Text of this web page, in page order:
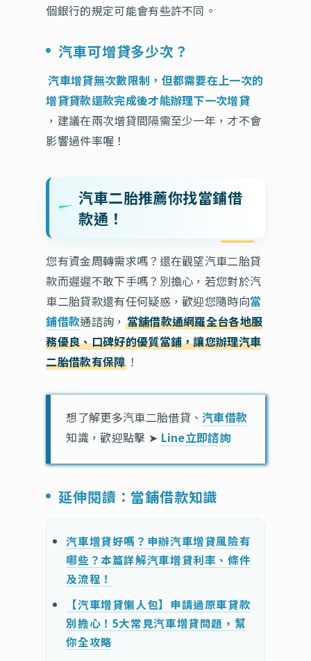
個銀行的規定可能會有些許不同。
汽車可增貸多少次？
汽車增貸無次數限制，但都需要在上一次的
增貸貸款還款完成後才能辦理下一次增貸
，建議在兩次增貸間隔需至少一年，才不會
影響過件率喔！
汽車二胎推薦你找當鋪借
款通！
您有資金周轉需求嗎？還在觀望汽車二胎貸
款而遲遲不敢下手嗎？別擔心，若您對於汽
車二胎貸款還有任何疑惑，歡迎您隨時向當
鋪借款通諮詢， 當舖借款通網羅全台各地服
務優良、口碑好的優質當鋪，讓您辦理汽車
二胎借款有保障！
想了解更多汽車二胎借貸、汽車借款
知識，歡迎點擊 ➤ Line立即諮詢
延伸閱讀：當鋪借款知識
汽車增貸好嗎？申辦汽車增貸風險有
哪些？本篇詳解汽車增貸利率、條件
及流程！
【汽車增貸懶人包】申請過原車貸款
別擔心！5大常見汽車增貸問題，幫
你全攻略